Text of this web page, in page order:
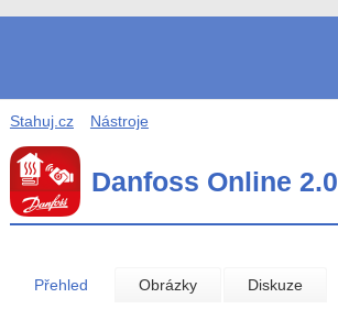
Stahuj.cz Nástroje
Danfoss Online 2.0
Přehled Obrázky Diskuze